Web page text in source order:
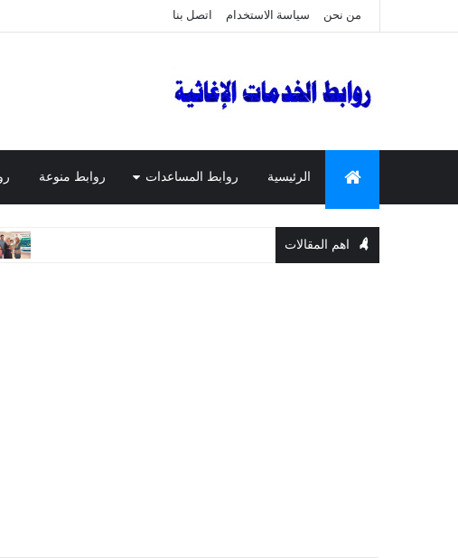
من نحن سياسة الاستخدام اتصل بنا
الرئيسية روابط المساعدات روابط منوعة
اهم المقالات المساعدات